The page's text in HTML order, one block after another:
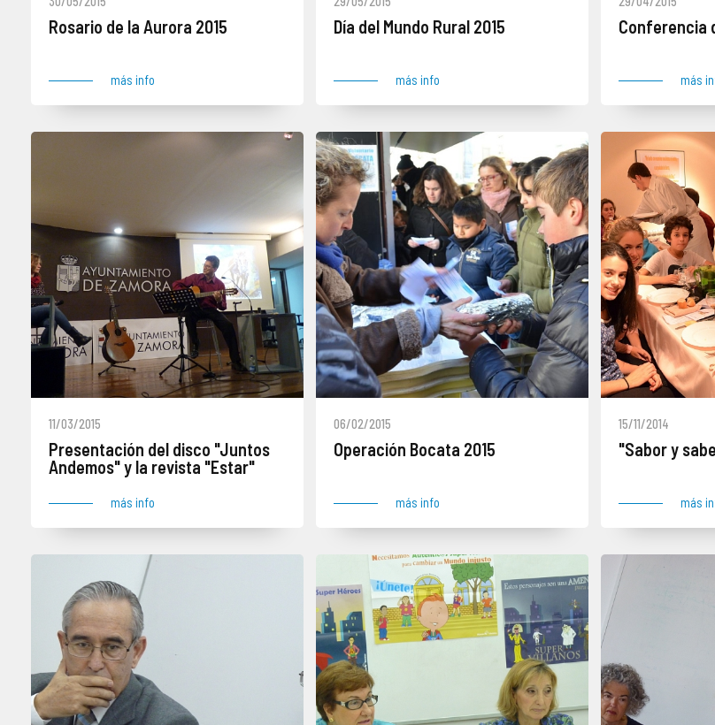
Rosario de la Aurora 2015
más info
Día del Mundo Rural 2015
más info
Conferencia
más
11/03/2015
Presentación del disco "Juntos
Andemos" y la revista "Estar"
más info
06/02/2015
Operación Bocata 2015
más info
15/11/2014
"Sabor y
más